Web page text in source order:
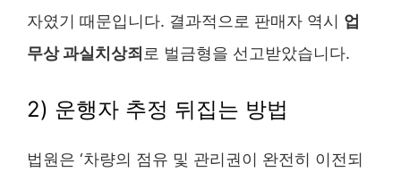
자였기 때문입니다. 결과적으로 판매자 역시 업
무상 과실치상죄 로 벌금형을 선고받았습니다.
2) 운행자 추정 뒤집는 방법
법원은 ‘차량의 점유 및 관리권이 완전히 이전되